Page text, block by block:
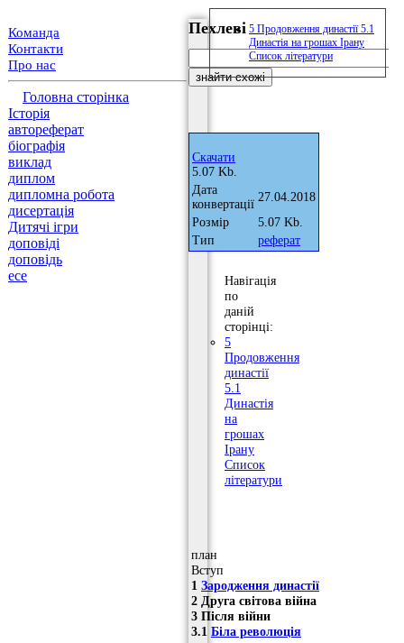
Команда
Контакти
Про нас
Головна сторінка
Історія
автореферат
біографія
виклад
диплом
дипломна робота
дисертація
Дитячі ігри
доповіді
доповідь
есе
Пехлеві
Скачати
5.07 Kb.
Дата
конвертації
27.04.2018
Розмір
5.07 Kb.
Тип
реферат
Навігація
по
даній
сторінці:
5
Продовження
династії
5.1
Династія
на
грошах
Ірану
Список
літератури
план
Вступ
1 Зародження династії
2 Друга світова війна
3 Після війни
3.1 Біла революція
5 Продовження династії 5.1
Династія на грошах Ірану
Список літератури